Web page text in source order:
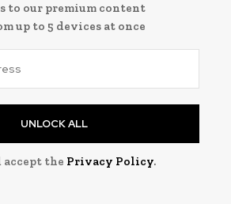
to our premium content
up to 5 devices at once
UNLOCK ALL
accept the Privacy Policy.